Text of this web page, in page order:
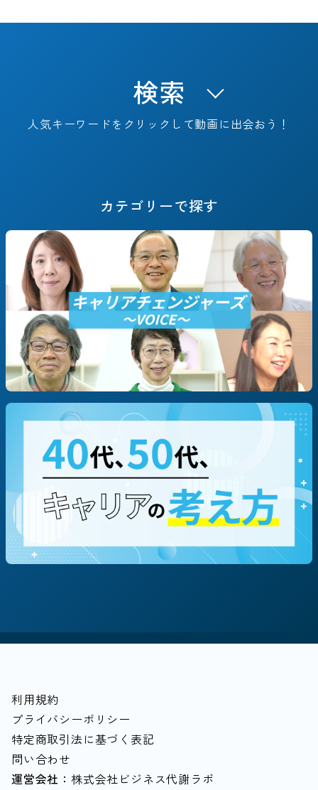
検索
人気キーワードをクリックして動画に出会おう！
キャリアフェーズで探す
#決断までのSTORY
#これからのSTORY
#定年退職
#早期退職
#転職/再就職
#起業
職種別に探す
#技術/開発職/エンジニア
#営業
#企画/マーケ
#専門職（コンサルタント等）
テーマ・働き方別に探す
カテゴリーで探す
利用規約
プライバシーポリシー
特定商取引法に基づく表記
問い合わせ
運営会社： 株式会社ビジネス代謝ラボ